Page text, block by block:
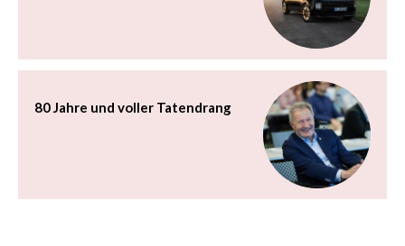
80 Jahre und voller Tatendrang